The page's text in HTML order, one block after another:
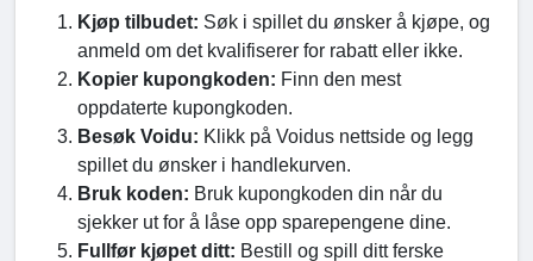
Kjøp tilbudet: Søk i spillet du ønsker å kjøpe, og
anmeld om det kvalifiserer for rabatt eller ikke.
Kopier kupongkoden: Finn den mest
oppdaterte kupongkoden.
Besøk Voidu: Klikk på Voidus nettside og legg
spillet du ønsker i handlekurven.
Bruk koden: Bruk kupongkoden din når du
sjekker ut for å låse opp sparepengene dine.
Fullfør kjøpet ditt: Bestill og spill ditt ferske